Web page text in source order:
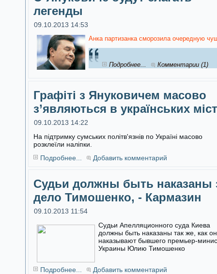
легенды
09.10.2013 14:53
Анка партизанка сморозила очередную
Подробнее... Комментарии (1)
Графіті з Януковичем масово
з’являються в українських
09.10.2013 14:22
На підтримку сумських політв'язнів по Україні масово
розклеїли наліпки.
Подробнее...
Добавить комментарий
Судьи должны быть наказаны
дело Тимошенко, - Кармазин
09.10.2013 11:54
Судьи Апелляционного суда Киева
должны быть наказаны так же, как
наказывают бывшего премьер-
Украины Юлию Тимошенко
Подробнее... Добавить комментарий